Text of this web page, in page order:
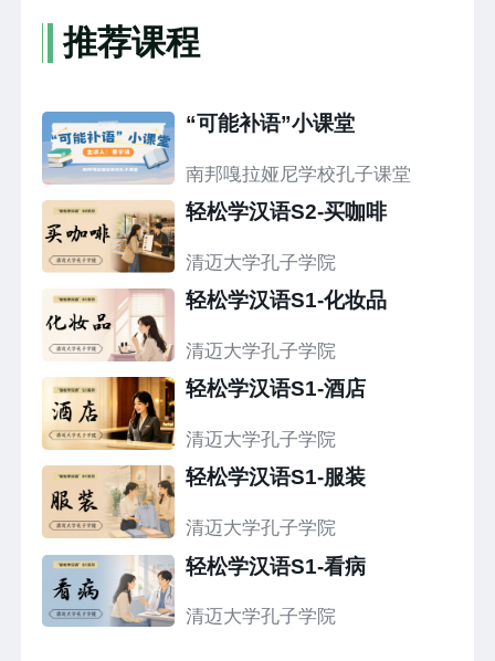
推荐课程
“可能补语”小课堂
南邦嘎拉娅尼学校孔子课堂
轻松学汉语S2-买咖啡
清迈大学孔子学院
轻松学汉语S1-化妆品
清迈大学孔子学院
轻松学汉语S1-酒店
清迈大学孔子学院
轻松学汉语S1-服装
清迈大学孔子学院
轻松学汉语S1-看病
清迈大学孔子学院